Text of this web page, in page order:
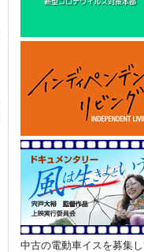
中古の電動車イスを募集し